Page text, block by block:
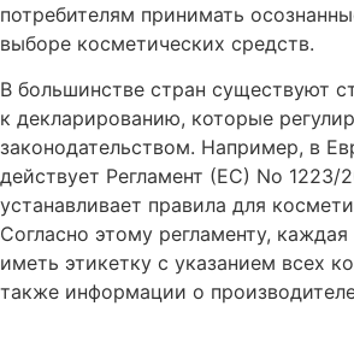
потребителям принимать
выборе косметических средств.
В большинстве стран существуют
к декларированию, которые
законодательством. Например, в
действует Регламент (ЕС) No 1223/
устанавливает правила для
Согласно этому регламенту,
иметь этикетку с указанием всех
также информации о